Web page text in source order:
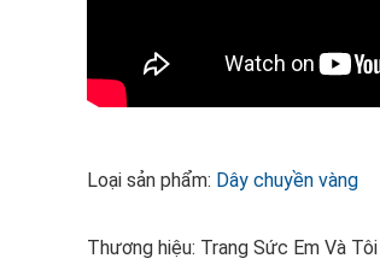
Loại sản phẩm: Dây chuyền vàng
Thương hiệu: Trang Sức Em Và Tôi